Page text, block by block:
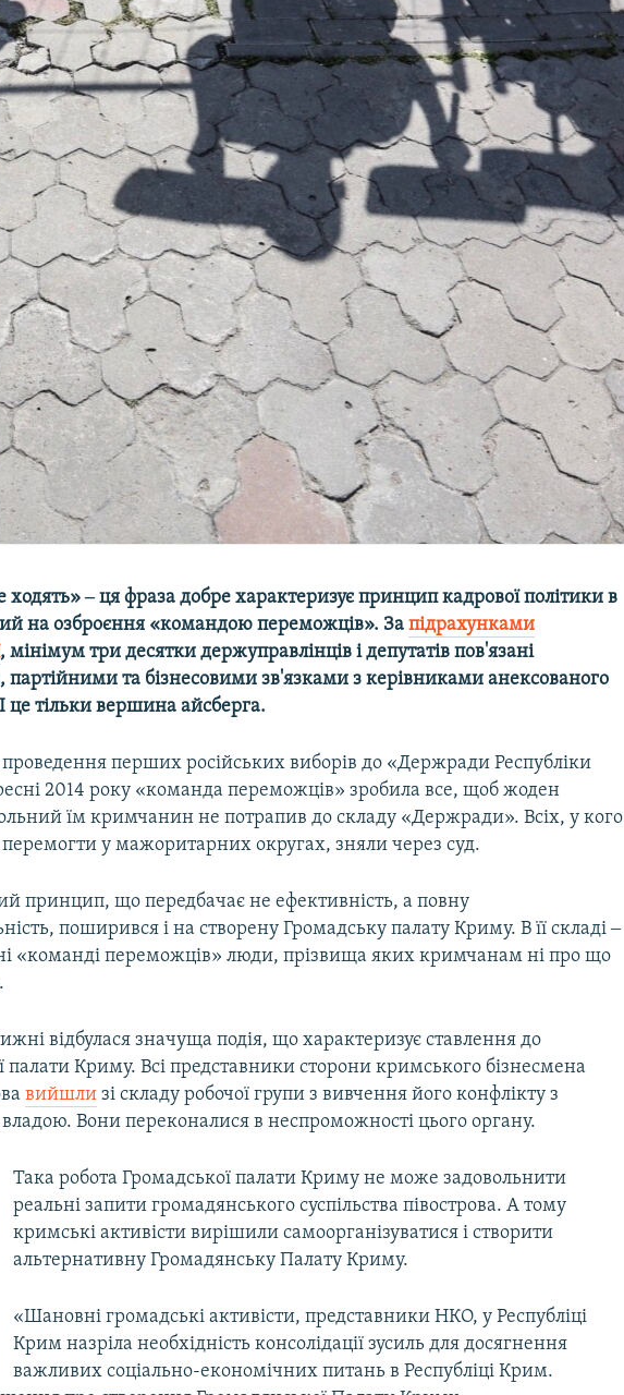
ходять» ‒ ця фраза добре характеризує принцип кадрової політики в
на озброєння «командою переможців». Запідрахунками
, мінімум три десятки держуправлінців і депутатів пов'язані
та бізнесовими зв'язками з керівниками анексованого
це тільки вершина айсберга.
перших російських виборів до «Держради Республіки
2014 року «команда переможців» зробила все, щоб жоден
їм кримчанин не потрапив до складу «Держради». Всіх, у кого
у мажоритарних округах, зняли через суд.
принцип, що передбачає не ефективність, а повну
поширився і на створену Громадську палату Криму. В її складі ‒
«команді переможців» люди, прізвища яких кримчанам ні про що
відбулася значуща подія, що характеризує ставлення до
палати Криму. Всі представники сторони кримського бізнесмена
вийшли зі складу робочої групи з вивчення його конфлікту з
Вони переконалися в неспроможності цього органу.
​Така робота Громадської палати Криму не може задовольнити
реальні запити громадянського суспільства півострова. А тому
кримські активісти вирішили самоорганізуватися і створити
альтернативну Громадянську Палату Криму.
«Шановні громадські активісти, представники НКО, у Республіці
Крим назріла необхідність консолідації зусиль для досягнення
важливих соціально-економічних питань в Республіці Крим.